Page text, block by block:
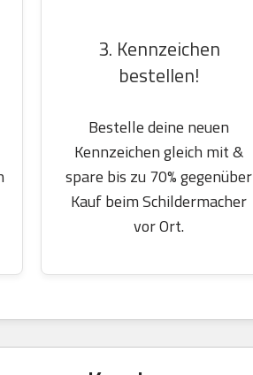
3. Kennzeichen
bestellen!
Bestelle deine neuen
Kennzeichen gleich mit &
spare bis zu 70% gegenüber
Kauf beim Schildermacher
vor Ort.